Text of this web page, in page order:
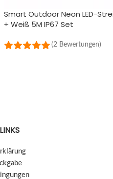
Smart Outdoor Neon LED-
+ Weiß 5M IP67 Set
(2 Bewertungen)